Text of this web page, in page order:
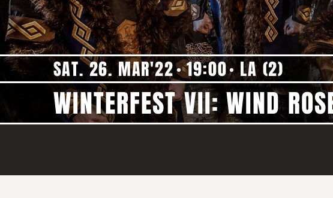
SAT. 26. MAR'22 19:00 LA (2)
WINTERFEST VII: WIND